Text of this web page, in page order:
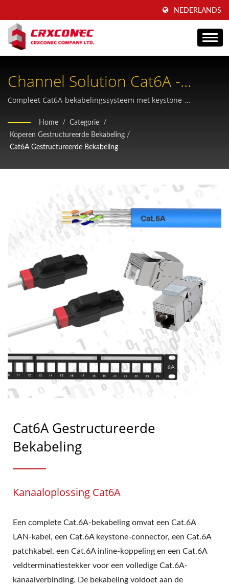
NEDERLANDS
Channel Solution Cat6A -
Gestructureerde Bekabeling
Van Bedrijfsniveau
Compleet Cat6A-bekabelingssysteem met keystone-
ANSI/TIA 568.2-D- en ISO/IEC 11801-normen voor snelle
Ethernet-netwerken.
Home / Categorie
/
Koperen Gestructureerde Bekabeling /
Cat6A Gestructureerde Bekabeling
Cat6A Gestructureerde
Bekabeling
Kanaaloplossing Cat6A
Een complete Cat.6A-bekabeling omvat een Cat.6A
LAN-kabel, een Cat.6A keystone-connector, een Cat.6A
patchkabel, een Cat.6A inline-koppeling en een Cat.6A
veldterminatiestekker voor een volledige Cat.6A-
kanaalverbinding. De bekabeling voldoet aan de